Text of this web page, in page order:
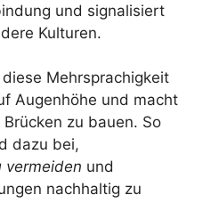
und signalisiert
Kulturen.
Mehrsprachigkeit
Augenhöhe und macht
zu bauen. So
dazu bei,
vermeiden und
nachhaltig zu